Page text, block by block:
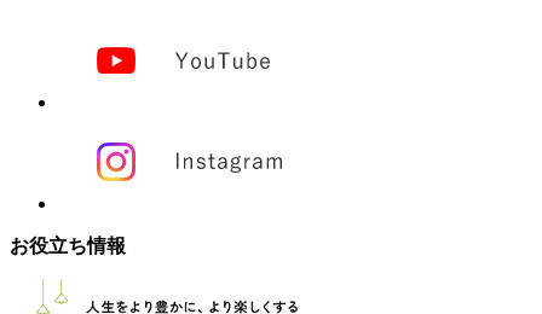
お役立ち情報